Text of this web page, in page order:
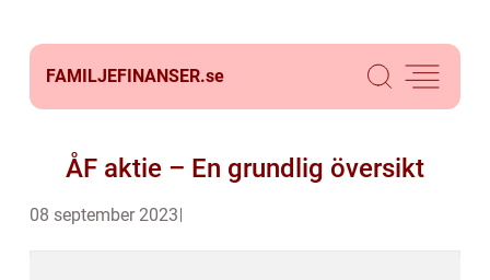
FAMILJEFINANSER.se
ÅF aktie – En grundlig översikt
08 september 2023